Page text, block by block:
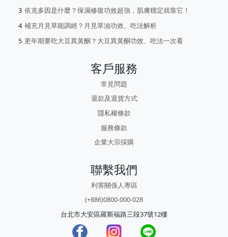
依克多因是什麼？保濕修復功效超強，肌膚穩定就靠它！
補充月見草能調經？月見草油功效、吃法解析
更年期要吃大豆異黃酮？大豆異黃酮功效、吃法一次看
客戶服務
常見問題
退款及退貨方式
隱私權條款
服務條款
企業大宗採購
聯繫我們
利害關係人專區
(+886)0800-000-028
台北市大安區羅斯福路三段37號12樓